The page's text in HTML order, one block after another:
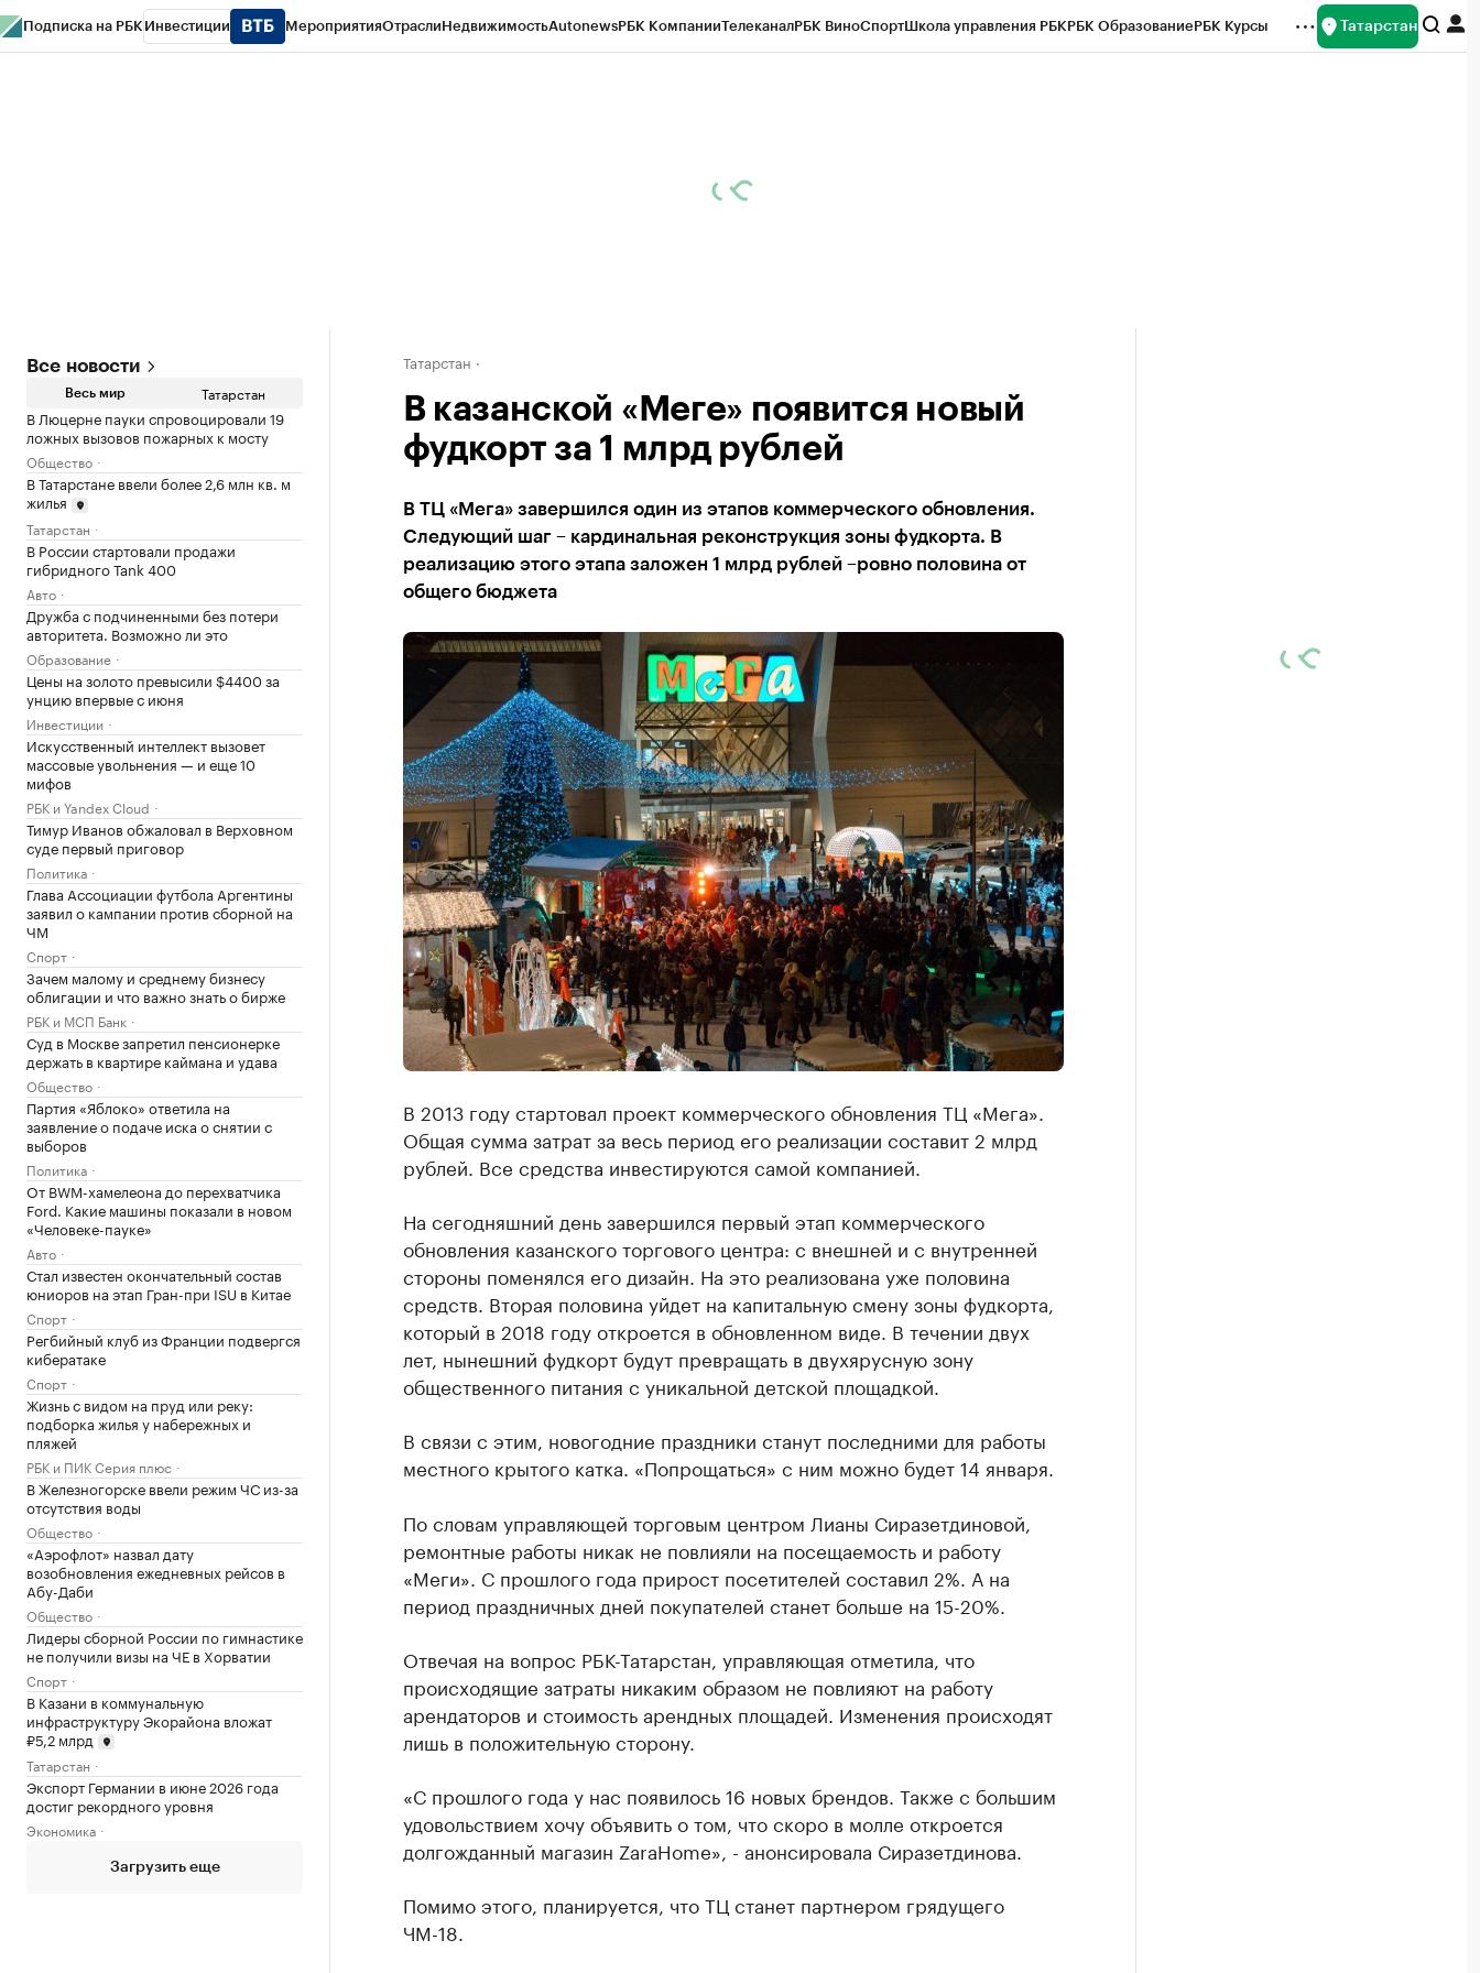
Подписка на РБК Инвестиции МероприятияОтраслиНедвижимостьAutonewsРБК КомпанииТелеканалРБК ВиноСпортШкола управления РБКРБК ОбразованиеРБК Курсы Татарстан
Все новости
Весь мир Татарстан
В Люцерне пауки спровоцировали 19
ложных вызовов пожарных к мосту
Общество
В Татарстане ввели более 2,6 млн кв. м
жилья
Татарстан
В России стартовали продажи
гибридного Tank 400
Авто
Дружба с подчиненными без потери
авторитета. Возможно ли это
Образование
Цены на золото превысили $4400 за
унцию впервые с июня
Инвестиции
Искусственный интеллект вызовет
массовые увольнения — и еще 10
мифов
РБК и Yandex Cloud
Тимур Иванов обжаловал в Верховном
суде первый приговор
Политика
Глава Ассоциации футбола Аргентины
заявил о кампании против сборной на
ЧМ
Спорт
Зачем малому и среднему бизнесу
облигации и что важно знать о бирже
РБК и МСП Банк
Суд в Москве запретил пенсионерке
держать в квартире каймана и удава
Общество
Партия «Яблоко» ответила на
заявление о подаче иска о снятии с
выборов
Политика
От BWM-хамелеона до перехватчика
Ford. Какие машины показали в новом
«Человеке-пауке»
Авто
Стал известен окончательный состав
юниоров на этап Гран-при ISU в Китае
Спорт
Регбийный клуб из Франции подвергся
кибератаке
Спорт
Жизнь с видом на пруд или реку:
подборка жилья у набережных и
пляжей
РБК и ПИК Серия плюс
В Железногорске ввели режим ЧС из-за
отсутствия воды
Общество
«Аэрофлот» назвал дату
возобновления ежедневных рейсов в
Абу-Даби
Общество
Лидеры сборной России по гимнастике
не получили визы на ЧЕ в Хорватии
Спорт
В Казани в коммунальную
инфраструктуру Экорайона вложат
₽5,2 млрд
Татарстан
Экспорт Германии в июне 2026 года
достиг рекордного уровня
Экономика
Загрузить еще
Татарстан
В казанской «Меге» появится новый
фудкорт за 1 млрд рублей
В ТЦ «Мега» завершился один из этапов коммерческого обновления.
Следующий шаг – кардинальная реконструкция зоны фудкорта. В
реализацию этого этапа заложен 1 млрд рублей –ровно половина от
общего бюджета
В 2013 году стартовал проект коммерческого обновления ТЦ «Мега».
Общая сумма затрат за весь период его реализации составит 2 млрд
рублей. Все средства инвестируются самой компанией.
На сегодняшний день завершился первый этап коммерческого
обновления казанского торгового центра: с внешней и с внутренней
стороны поменялся его дизайн. На это реализована уже половина
средств. Вторая половина уйдет на капитальную смену зоны фудкорта,
который в 2018 году откроется в обновленном виде. В течении двух
лет, нынешний фудкорт будут превращать в двухярусную зону
общественного питания с уникальной детской площадкой.
В связи с этим, новогодние праздники станут последними для работы
местного крытого катка. «Попрощаться» с ним можно будет 14 января.
По словам управляющей торговым центром Лианы Сиразетдиновой,
ремонтные работы никак не повлияли на посещаемость и работу
«Меги». С прошлого года прирост посетителей составил 2%. А на
период праздничных дней покупателей станет больше на 15-20%.
Отвечая на вопрос РБК-Татарстан, управляющая отметила, что
происходящие затраты никаким образом не повлияют на работу
арендаторов и стоимость арендных площадей. Изменения происходят
лишь в положительную сторону.
«С прошлого года у нас появилось 16 новых брендов. Также с большим
удовольствием хочу объявить о том, что скоро в молле откроется
долгожданный магазин ZaraHome», - анонсировала Сиразетдинова.
Помимо этого, планируется, что ТЦ станет партнером грядущего
ЧМ-18.